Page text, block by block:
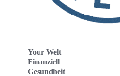
Your Welt
Finanziell
Gesundheit